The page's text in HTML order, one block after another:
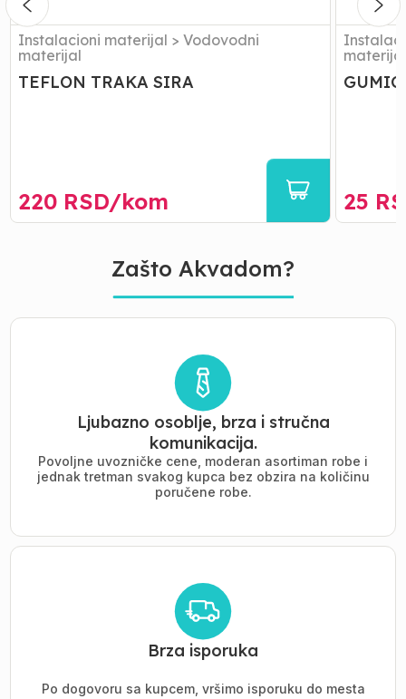
Instalacioni materijal > Vodovodni
materijal
TEFLON TRAKA SIRA
220 RSD/kom 25
Zašto Akvadom?
Ljubazno osoblje, brza i stručna
komunikacija.
Povoljne uvozničke cene, moderan asortiman robe i
jednak tretman svakog kupca bez obzira na količinu
poručene robe.
Brza isporuka
Po dogovoru sa kupcem, vršimo isporuku do mesta